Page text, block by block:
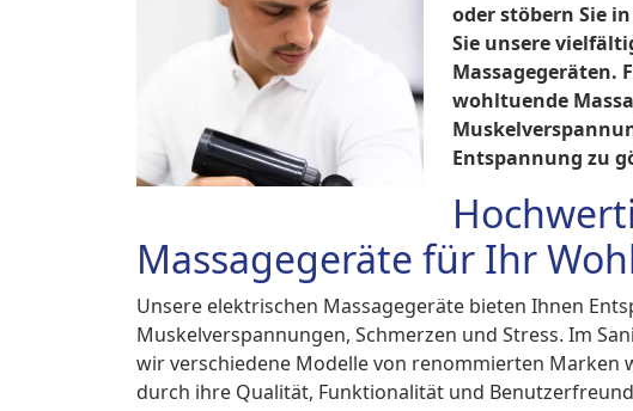
oder stöbern Sie
Sie unsere
Massagegeräten.
wohltuende
Entspannung zu
Massagegeräte für Ihr
Unsere elektrischen Massagegeräte bieten Ihnen
Muskelverspannungen, Schmerzen und Stress. Im
wir verschiedene Modelle von renommierten Marken
durch ihre Qualität, Funktionalität und